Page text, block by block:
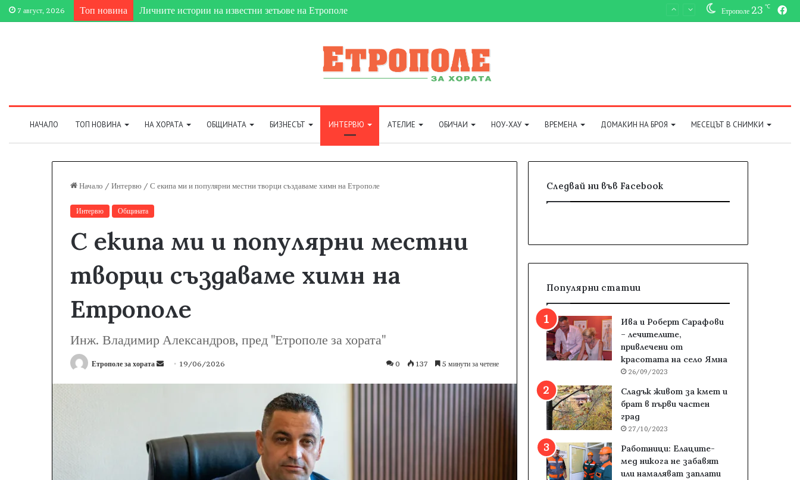
7 август, 2026 Топ новина Личните истории на известни зетьове на Етрополе
Етрополе 23 ℃
НАЧАЛО ТОП НОВИНА НА ХОРАТА ОБЩИНАТА БИЗНЕСЪТ ИНТЕРВЮ АТЕЛИЕ ОБИЧАИ НОУ-ХАУ ВРЕМЕНА ДОМАКИН НА БРОЯ МЕСЕЦЪТ В СНИМКИ
Начало / Интервю / С екипа ми и популярни местни творци създаваме химн на Етрополе
Интервю Общината
С екипа ми и популярни местни
творци създаваме химн на
Етрополе
Инж. Владимир Александров, пред "Етрополе за хората"
Етрополе за хората 19/06/2026 0 137 5 минути за четене
Следвай ни във Facebook
Популярни статии
Ива и Роберт Сарафови
– лечителите,
привлечени от
красотата на село Ямна
26/09/2023
Сладък живот за кмет и
брат в първи частен
град
27/10/2023
Работници: Елаците-
мед никога не забавят
или намаляват заплати